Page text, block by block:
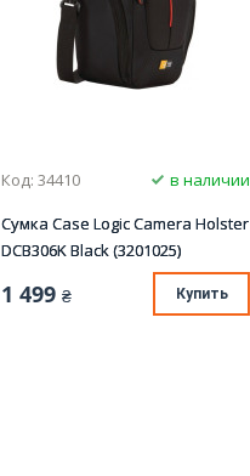
Код: 34410
в наличии
Сумка Case Logic Camera Holster
DCB306K Black (3201025)
1 499 ₴ Купить